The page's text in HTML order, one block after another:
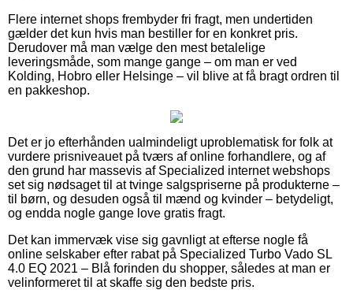
Flere internet shops frembyder fri fragt, men undertiden
gælder det kun hvis man bestiller for en konkret pris.
Derudover må man vælge den mest betalelige
leveringsmåde, som mange gange – om man er ved
Kolding, Hobro eller Helsinge – vil blive at få bragt ordren til
en pakkeshop.
Det er jo efterhånden ualmindeligt uproblematisk for folk at
vurdere prisniveauet på tværs af online forhandlere, og af
den grund har massevis af Specialized internet webshops
set sig nødsaget til at tvinge salgspriserne på produkterne –
til børn, og desuden også til mænd og kvinder – betydeligt,
og endda nogle gange love gratis fragt.
Det kan immervæk vise sig gavnligt at efterse nogle få
online selskaber efter rabat på Specialized Turbo Vado SL
4.0 EQ 2021 – Blå forinden du shopper, således at man er
velinformeret til at skaffe sig den bedste pris.